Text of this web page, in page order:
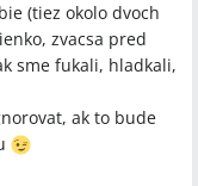
ochorenia u 2–5
v noci bez opuchu,
alarmujúce
(tiez okolo dvoch
zvacsa pred
sme fukali, hladkali,
ak to bude